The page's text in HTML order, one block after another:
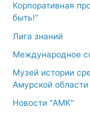
Корпоративная
быть!"
Лига знаний
Международное
Музей истории
Амурской области
Новости "АМК"